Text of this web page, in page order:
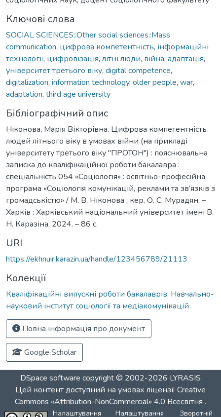
Ключові слова
SOCIAL SCIENCES::Other social sciences::Mass
communication, цифрова компетентність, інформаційні
технології, цифровізація, літні люди, війна, адаптація,
університет третього віку, digital competence,
digitalization, information technology, older people, war,
adaptation, third age university
Бібліографічний опис
Ніконова, Марія Вікторівна. Цифрова компетентність
людей літнього віку в умовах війни (на прикладі
університету третього віку "ПРОТОН") : пояснювальна
записка до кваліфікаційної роботи бакалавра :
спеціальність 054 «Соціологія» : освітньо-професійна
програма «Соціологія комунікацій, реклами та зв’язків з
громадськістю» / М. В. Ніконова ; кер. О. С. Мурадян. –
Харків : Харківський національний університет імені В.
Н. Каразіна, 2024. – 86 с.
URI
https://ekhnuir.karazin.ua/handle/123456789/21113
Колекції
Кваліфікаційні випускні роботи бакалаврів. Навчально-
науковий інститут соціології та медіакомунікацій
Повна інформація про документ
Google Scholar
DSpace software copyright © 2002-2026 LYRASIS
Цей контент доступний на умовах ліцензіїCreative
Commons «Attribution-NonCommercial» 4.0 Всесвітня .
Налаштування Налаштування Зворотній